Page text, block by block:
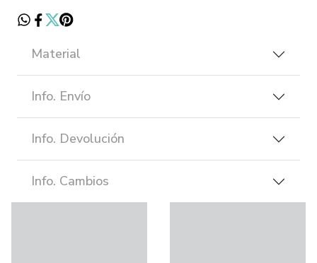
Material
Info. Envío
Info. Devolución
Info. Cambios